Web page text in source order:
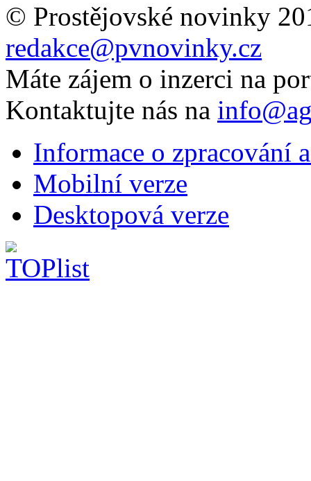
© Prostějovské novinky
redakce@pvnovinky.cz
Máte zájem o inzerci na
Kontaktujte nás na
Informace o zpracování
Mobilní verze
Desktopová verze